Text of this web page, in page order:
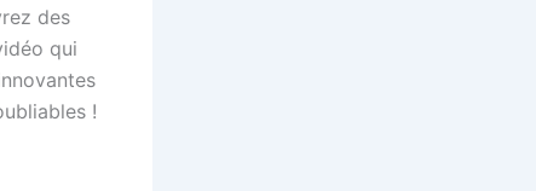
des
qui
!